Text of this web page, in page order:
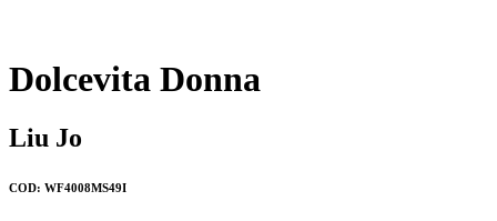
Dolcevita Donna
Liu Jo
COD: WF4008MS49I